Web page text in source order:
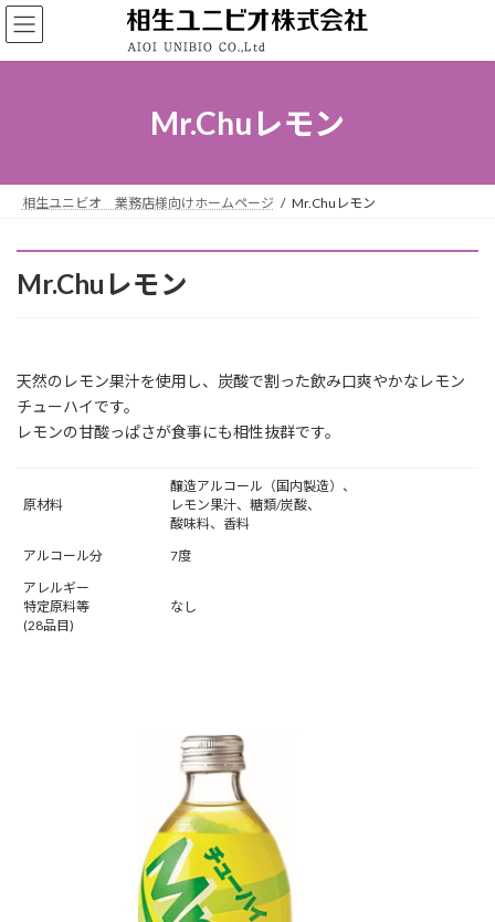
コ
ン
ッ
ナ
ビ
移
Mr.Chuレモン
相生ユニビオ 業務店様向けホームページ Mr.Chuレモン
Mr.Chuレモン
天然のレモン果汁を使用し、炭酸で割った飲み口爽やかなレモン
チューハイです。
レモンの甘酸っぱさが食事にも相性抜群です。
原材料
醸造アルコール（国内製造）、
レモン果汁、糖類/炭酸、
酸味料、香料
アルコール分
7度
アレルギー
特定原料等
(28品目)
なし